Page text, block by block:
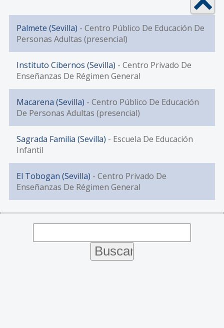
Palmete (Sevilla) - Centro Público De Educación De
Personas Adultas (presencial)
Instituto Cibernos (Sevilla) - Centro Privado De
Enseñanzas De Régimen General
Macarena (Sevilla) - Centro Público De Educación
De Personas Adultas (presencial)
Sagrada Familia (Sevilla) - Escuela De Educación
Infantil
El Tobogan (Sevilla) - Centro Privado De
Enseñanzas De Régimen General